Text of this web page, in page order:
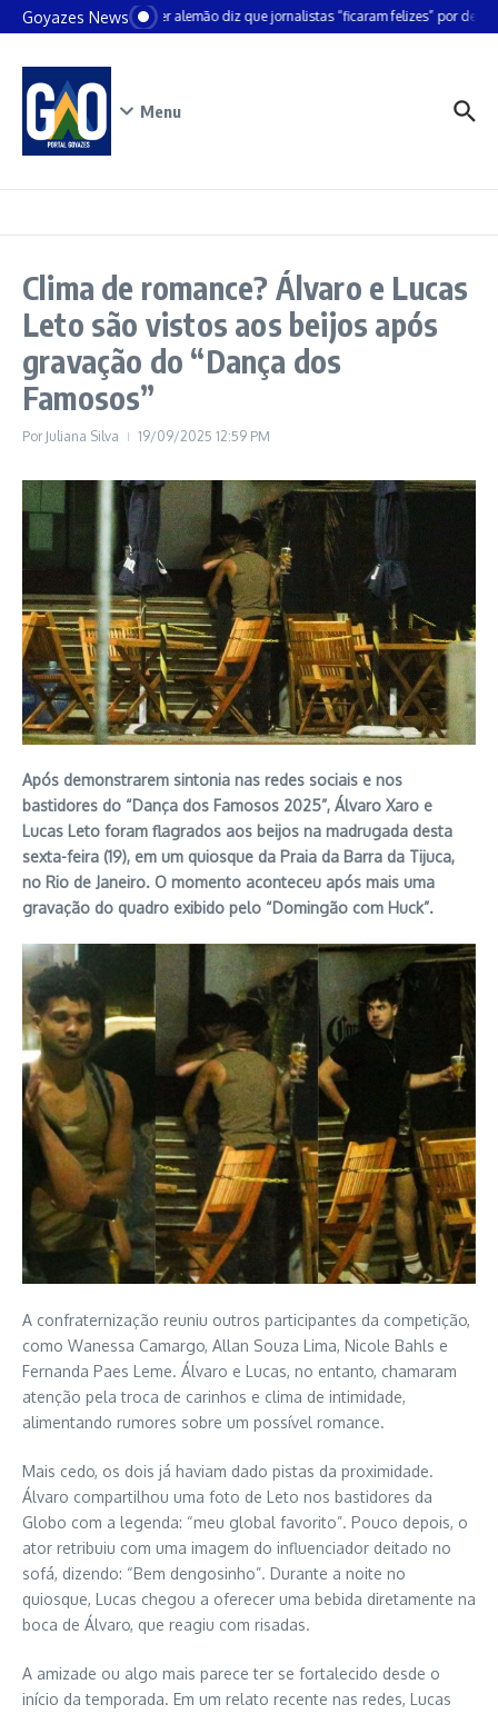
Ir para o conteúdo
Goyazes NewsChanceler alemão diz que jornalistas “ficaram felizes” por deixar
Menu
Clima de romance? Álvaro e Lucas
Leto são vistos aos beijos após
gravação do “Dança dos
Famosos”
Por Juliana Silva 19/09/2025 12:59 PM
Após demonstrarem sintonia nas redes sociais e nos
bastidores do “Dança dos Famosos 2025”, Álvaro Xaro e
Lucas Leto foram flagrados aos beijos na madrugada desta
sexta-feira (19), em um quiosque da Praia da Barra da Tijuca,
no Rio de Janeiro. O momento aconteceu após mais uma
gravação do quadro exibido pelo “Domingão com Huck”.
A confraternização reuniu outros participantes da competição,
como Wanessa Camargo, Allan Souza Lima, Nicole Bahls e
Fernanda Paes Leme. Álvaro e Lucas, no entanto, chamaram
atenção pela troca de carinhos e clima de intimidade,
alimentando rumores sobre um possível romance.
Mais cedo, os dois já haviam dado pistas da proximidade.
Álvaro compartilhou uma foto de Leto nos bastidores da
Globo com a legenda: “meu global favorito”. Pouco depois, o
ator retribuiu com uma imagem do influenciador deitado no
sofá, dizendo: “Bem dengosinho”. Durante a noite no
quiosque, Lucas chegou a oferecer uma bebida diretamente na
boca de Álvaro, que reagiu com risadas.
A amizade ou algo mais parece ter se fortalecido desde o
início da temporada. Em um relato recente nas redes, Lucas